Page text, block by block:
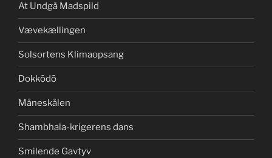
At Undgå Madspild
Vævekællingen
Solsortens Klimaopsang
Dokkōdō
Måneskålen
Shambhala-krigerens dans
Smilende Gavtyv